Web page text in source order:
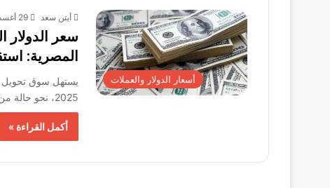
أسعار الدولار والعملات
أيتن سعد 29 أغسطس، 2025
المصرية:
2025، نحو حالة من الاستقرار النسبي في سعر الدولار…
أكمل القراءة »